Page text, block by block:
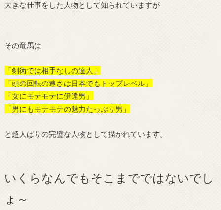
大きな仕事をした人物として知られていますが
その竜馬は
「剣術では相手なしの達人」
「頭の回転の速さは日本でもトップレベル」
「女にモテモテに伊達男」
「男にもモテモテの魅力たっぷり男」
と超人ばりの完璧な人物として描かれています。
いくらなんでもそこまでではないでし
ょ～